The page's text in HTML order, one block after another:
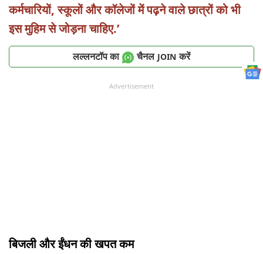
कर्मचारियों, स्कूलों और कॉलेजों में पढ़ने वाले छात्रों को भी
इस मुहिम से जोड़ना चाहिए.’
लल्लनटॉप का चैनल JOIN करें
Advertisement
बिजली और ईंधन की खपत कम